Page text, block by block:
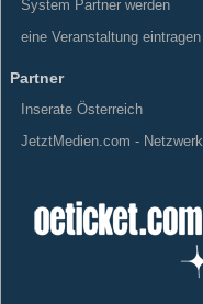
System Partner werden
eine Veranstaltung eintragen
Partner
Inserate Österreich
JetztMedien.com - Netzwerk